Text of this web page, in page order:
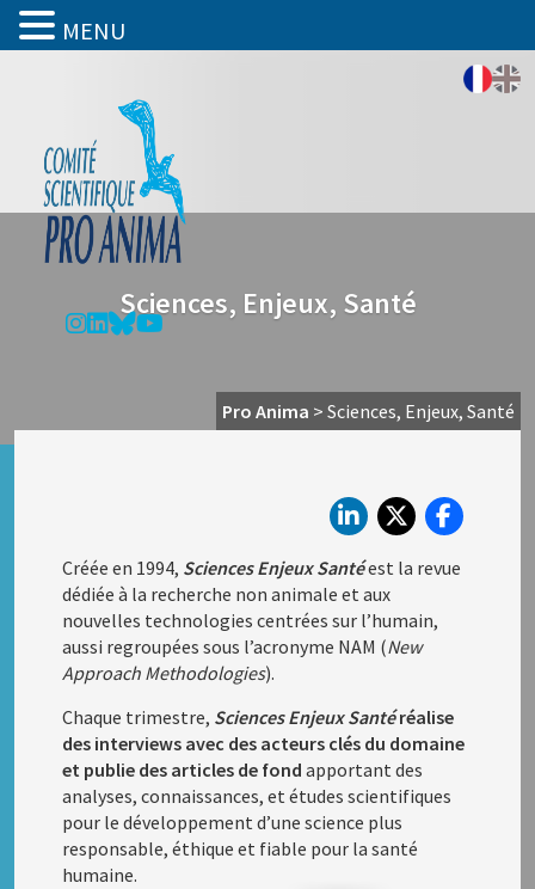
Sciences, Enjeux, Santé
Pro Anima > Sciences, Enjeux, Santé
Créée en 1994, Sciences Enjeux Santéest la revue
dédiée à la recherche non animale et aux
nouvelles technologies centrées sur l’humain,
aussi regroupées sous l’acronyme NAM (New
Approach Methodologies).
Chaque trimestre, Sciences Enjeux Santéréalise
des interviews avec des acteurs clés du domaine
et publie des articles de fond apportant des
analyses, connaissances, et études scientifiques
pour le développement d’une science plus
responsable, éthique et fiable pour la santé
humaine.
MENU